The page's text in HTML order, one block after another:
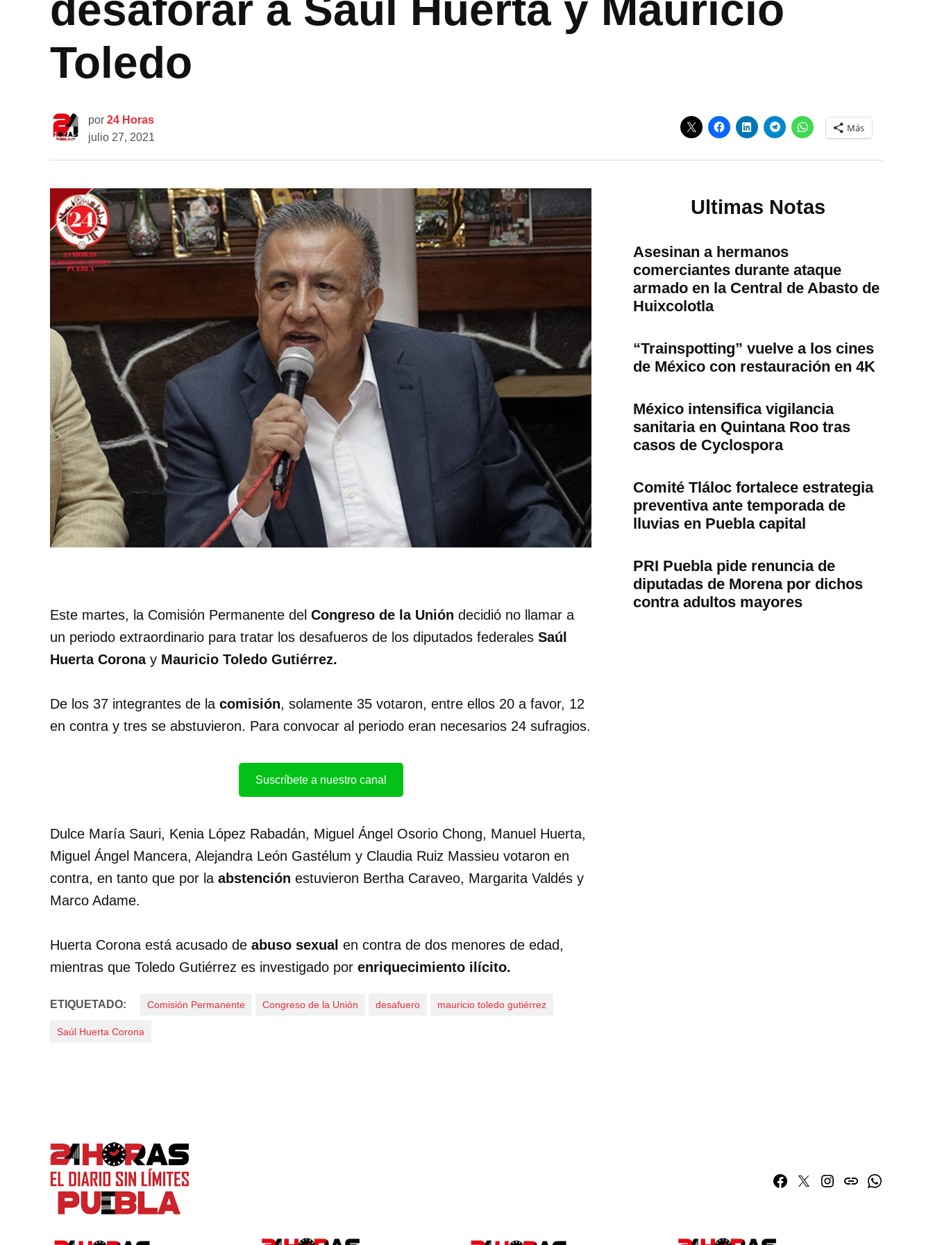
Toledo
por 24 Horas
julio 27, 2021
Más
Este martes, la Comisión Permanente del Congreso de la Unión decidió no llamar a
un periodo extraordinario para tratar los desafueros de los diputados federales Saúl
Huerta Coronay Mauricio Toledo Gutiérrez.
De los 37 integrantes de la comisión, solamente 35 votaron, entre ellos 20 a favor, 12
en contra y tres se abstuvieron. Para convocar al periodo eran necesarios 24 sufragios.
Suscríbete a nuestro canal
Dulce María Sauri, Kenia López Rabadán, Miguel Ángel Osorio Chong, Manuel Huerta,
Miguel Ángel Mancera, Alejandra León Gastélum y Claudia Ruiz Massieu votaron en
contra, en tanto que por la abstención estuvieron Bertha Caraveo, Margarita Valdés y
Marco Adame.
Huerta Corona está acusado de abuso sexual en contra de dos menores de edad,
mientras que Toledo Gutiérrez es investigado por enriquecimiento ilícito.
ETIQUETADO: Comisión Permanente Congreso de la Unión desafuero mauricio toledo gutiérrez
Saúl Huerta Corona
Ultimas Notas
Asesinan a hermanos
comerciantes durante ataque
armado en la Central de Abasto de
Huixcolotla
“Trainspotting” vuelve a los cines
de México con restauración en 4K
México intensifica vigilancia
sanitaria en Quintana Roo tras
casos de Cyclospora
Comité Tláloc fortalece estrategia
preventiva ante temporada de
lluvias en Puebla capital
PRI Puebla pide renuncia de
diputadas de Morena por dichos
contra adultos mayores
Facebook
TwitterInstagram
issuuWhatsapp